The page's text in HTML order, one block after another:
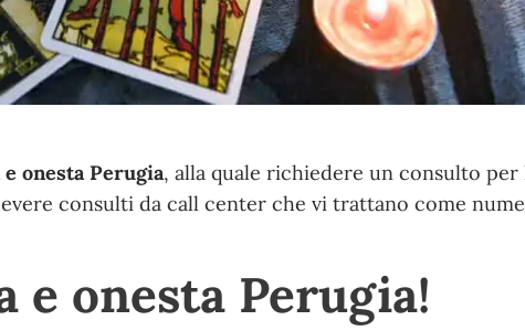
onesta Perugia, alla quale richiedere un consulto per
consulti da call center che vi trattano come
e onesta Perugia!